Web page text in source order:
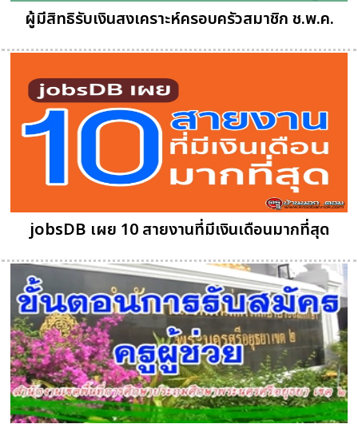
ผู้มีสิทธิรับเงินสงเคราะห์ครอบครัวสมาชิก ช.พ.ค.
jobsDB เผย 10 สายงานที่มีเงินเดือนมากที่สุด